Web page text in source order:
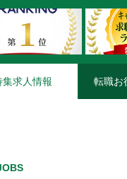
集求人情報 転職お